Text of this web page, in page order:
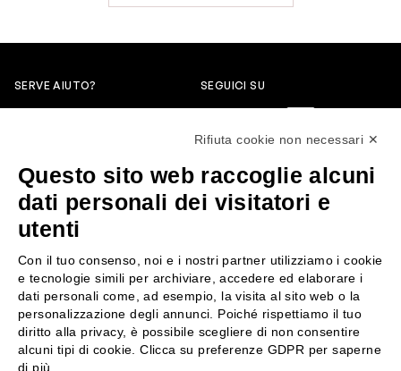
SERVE AIUTO?
servizioclienti@rossiprofumi.it
SEGUICI SU
SERVIZIO CLIENTI
Resi e rimborsi
Pagamenti
Spedizione
Condizioni generali di vendita
Privacy Policy
Chi siamo
Contattaci
Negozi
Attiva la Rossi Card
Rifiuta cookie non necessari ✕
Questo sito web raccoglie alcuni
dati personali dei visitatori e
utenti
Con il tuo consenso, noi e i nostri partner utilizziamo i cookie
e tecnologie simili per archiviare, accedere ed elaborare i
dati personali come, ad esempio, la visita al sito web o la
personalizzazione degli annunci. Poiché rispettiamo il tuo
diritto alla privacy, è possibile scegliere di non consentire
alcuni tipi di cookie. Clicca su preferenze GDPR per saperne
di più.